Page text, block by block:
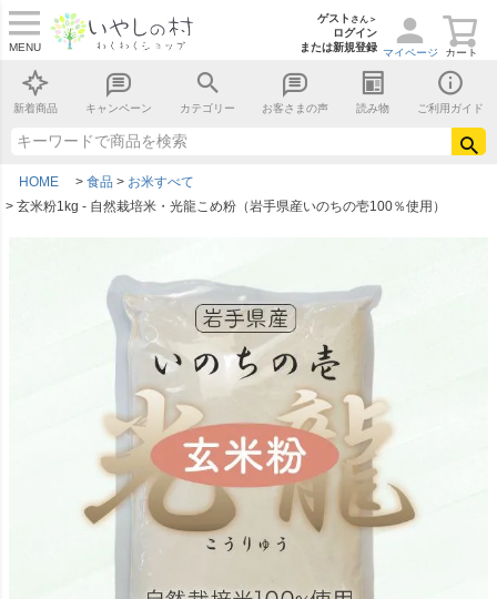
ゲスト さん＞
ログイン
または新規登録
カート
マイページ
MENU
新着商品 キャンペーン カテゴリー お客さまの声 読み物 ご利用ガイド
HOME 食品
お米すべて
玄米粉1kg - 自然栽培米・光龍こめ粉（岩手県産いのちの壱100％使用）